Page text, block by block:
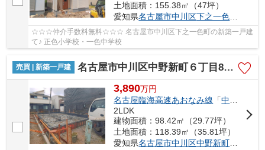
土地面積：155.38㎡（47坪）
愛知県名古屋市中川区下之一色町
☆☆☆仲介手数料無料☆☆☆ 名古屋市中川区下之一色町の新築一戸建
て♪ 正色小学校・一色中学校
売買 | 新築一戸建 名古屋市中川区中野新町６丁目8-1【仲介手数料無料】新築一戸建て 2号棟
3,890万円
名古屋臨海高速あおなみ線 「中島
2LDK
建物面積：98.42㎡（29.77坪）
土地面積：118.39㎡（35.81坪）
愛知県名古屋市中川区中野新町６丁目8-